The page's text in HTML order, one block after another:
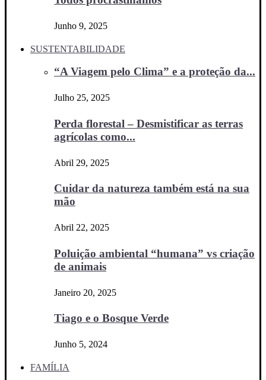
Junho 9, 2025
SUSTENTABILIDADE
“A Viagem pelo Clima” e a proteção da...
Julho 25, 2025
Perda florestal – Desmistificar as terras
agrícolas como...
Abril 29, 2025
Cuidar da natureza também está na sua
mão
Abril 22, 2025
Poluição ambiental “humana” vs criação
de animais
Janeiro 20, 2025
Tiago e o Bosque Verde
Junho 5, 2024
FAMÍLIA